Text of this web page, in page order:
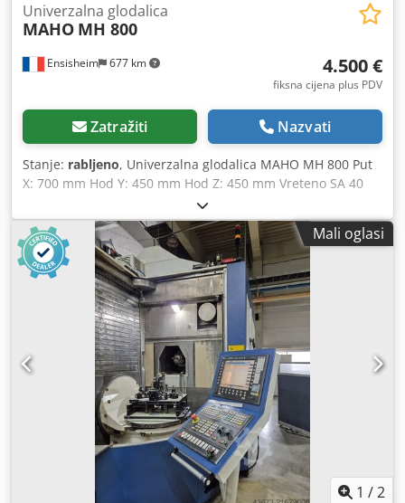
Ensisheim 677 km
Univerzalna glodalica
MAHO MH 800
4.500 €
fiksna cijena plus PDV
Zatražiti Nazvati
Stanje: rabljeno, Univerzalna glodalica MAHO MH 800 Put
X: 700 mm Hod Y: 450 mm Hod Z: 450 mm Vreteno SA 40
Izlaz vretena: 125 mm Chsdpezm Sqfjfx Am Toa Brzina
vretena: od 32 do 1600 RPM Veličina stola: Duljina 1050
mm x Širina 620 mm Ručni hod stola: 225 mm Rotacija
stola za 360° Okretni stol na +/- 30° Vaga 3 osi ACU-RITE
Senzorno bušenje Vreteno za dovod ne radi Korištena
brzina spojke Pumpa za podmazivanje Napon: 380 V
Širina: 2000 mm Dubina: 2100 mm Visina: 2500 mm
Mali oglasi
1 /2